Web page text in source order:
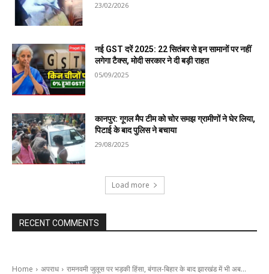
23/02/2026
नई GST दरें 2025: 22 सितंबर से इन सामानों पर नहीं
लगेगा टैक्स, मोदी सरकार ने दी बड़ी राहत
05/09/2025
कानपुर: गूगल मैप टीम को चोर समझ ग्रामीणों ने घेर लिया,
पिटाई के बाद पुलिस ने बचाया
29/08/2025
Load more
RECENT COMMENTS